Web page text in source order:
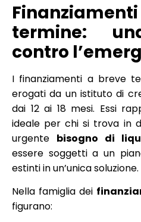
termine:
contro
I finanziamenti a breve
erogati da un istituto di
dai 12 ai 18 mesi. Essi
ideale per chi si trova in
urgente bisogno di
essere soggetti a un
estinti in un’unica soluzione.
Nella famiglia dei
figurano: